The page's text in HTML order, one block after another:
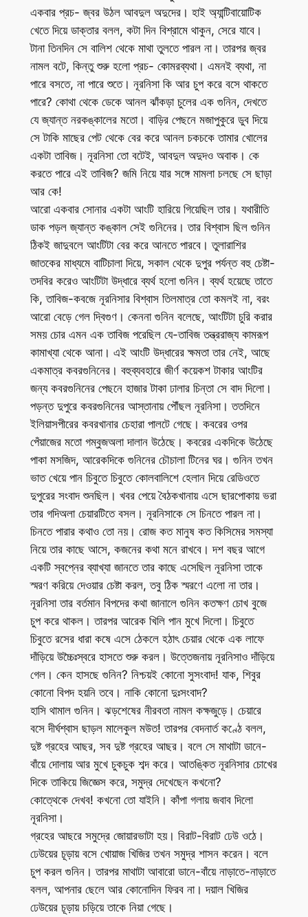
একবার প্রচ- জ্বর উঠল আবদুল অদুদের। হাই অ্যান্টিবায়োটিক
খেতে দিয়ে ডাক্তার বলল, কটা দিন বিশ্রামে থাকুন, সেরে যাবে।
টানা তিনদিন সে বালিশ থেকে মাথা তুলতে পারল না। তারপর জ্বর
নামল বটে, কিন্তু শুরু হলো প্রচ- কোমরব্যথা। এমনই ব্যথা, না
পারে বসতে, না পারে শুতে। নূরনিসা কি আর চুপ করে বসে থাকতে
পারে? কোথা থেকে ডেকে আনল ঝাঁকড়া চুলের এক গুনিন, দেখতে
যে জ্যান্ত নরকঙ্কালের মতো। বাড়ির পেছনে মজাপুকুরে ডুব দিয়ে
সে টাকি মাছের পেট থেকে বের করে আনল চকচকে তামার খোলের
একটা তাবিজ। নূরনিসা তো বটেই, আবদুল অদুদও অবাক। কে
করতে পারে এই তাবিজ? জমি নিয়ে যার সঙ্গে মামলা চলছে সে ছাড়া
আর কে!
আরো একবার সোনার একটা আংটি হারিয়ে গিয়েছিল তার। যথারীতি
ডাক পড়ল জ্যান্ত কঙ্কাল সেই গুনিনের। তার বিশ্বাস ছিল গুনিন
ঠিকই জাদুবলে আংটিটা বের করে আনতে পারবে। তুলারাশির
জাতকের মাধ্যমে বাটিচালা দিয়ে, সকাল থেকে দুপুর পর্যন্ত বহু চেষ্টা-
তদবির করেও আংটিটা উদ্ধারে ব্যর্থ হলো গুনিন। ব্যর্থ হয়েছে তাতে
কি, তাবিজ-কবজে নূরনিসার বিশ্বাস তিলমাত্র তো কমলই না, বরং
আরো বেড়ে গেল দ্বিগুণ। কেননা গুনিন বলেছে, আংটিটা চুরি করার
সময় চোর এমন এক তাবিজ পরেছিল যে-তাবিজ তন্ত্ররাজ্য কামরূপ
কামাখ্যা থেকে আনা। এই আংটি উদ্ধারের ক্ষমতা তার নেই, আছে
একমাত্র কবরগুনিনের। বহুব্যবহারে জীর্ণ কয়েকশ টাকার আংটির
জন্য কবরগুনিনের পেছনে হাজার টাকা ঢালার চিন্তা সে বাদ দিলো।
পড়ন্ত দুপুরে কবরগুনিনের আস্তানায় পৌঁছল নূরনিসা। ততদিনে
ইলিয়াসপীরের কবরখানার চেহারা পালটে গেছে। কবরের ওপর
পেঁয়াজের মতো গম্বুজঅলা দালান উঠেছে। কবরের একদিকে উঠেছে
পাকা মসজিদ, আরেকদিকে গুনিনের চৌচালা টিনের ঘর। গুনিন তখন
ভাত খেয়ে পান চিবুতে চিবুতে কোলবালিশে হেলান দিয়ে রেডিওতে
দুপুরের সংবাদ শুনছিল। খবর পেয়ে বৈঠকখানায় এসে ছারপোকায় ভরা
তার গদিঅলা চেয়ারটিতে বসল। নূরনিসাকে সে চিনতে পারল না।
চিনতে পারার কথাও তো নয়। রোজ কত মানুষ কত কিসিমের সমস্যা
নিয়ে তার কাছে আসে, কজনের কথা মনে রাখবে। দশ বছর আগে
একটি স্বপ্নের ব্যাখ্যা জানতে তার কাছে এসেছিল নূরনিসা তাকে
স্মরণ করিয়ে দেওয়ার চেষ্টা করল, তবু ঠিক স্মরণে এলো না তার।
নূরনিসা তার বর্তমান বিপদের কথা জানালে গুনিন কতক্ষণ চোখ বুজে
চুপ করে থাকল। তারপর আরেক খিলি পান মুখে দিলো। চিবুতে
চিবুতে রসের ধারা কষে এসে ঠেকলে হঠাৎ চেয়ার থেকে এক লাফে
দাঁড়িয়ে উচ্চৈঃস্বরে হাসতে শুরু করল। উত্তেজনায় নূরনিসাও দাঁড়িয়ে
গেল। কেন হাসছে গুনিন? নিশ্চয়ই কোনো সুসংবাদ! যাক, শিবুর
কোনো বিপদ হয়নি তবে। নাকি কোনো দুঃসংবাদ?
হাসি থামাল গুনিন। ঝড়শেষের নীরবতা নামল কক্ষজুড়ে। চেয়ারে
বসে দীর্ঘশ্বাস ছাড়ল মালেকুল মউত! তারপর বেদনার্ত কণ্ঠে বলল,
দুষ্ট গ্রহের আছর, সব দুষ্ট গ্রহের আছর। বলে সে মাথাটা ডানে-
বাঁয়ে দোলায় আর মুখে চুকচুক শব্দ করে। আতঙ্কিত নূরনিসার চোখের
দিকে তাকিয়ে জিজ্ঞেস করে, সমুদ্র দেখেছেন কখনো?
কোত্থেকে দেখব! কখনো তো যাইনি। কাঁপা গলায় জবাব দিলো
নূরনিসা।
গ্রহের আছরে সমুদ্রে জোয়ারভাটা হয়। বিরাট-বিরাট ঢেউ ওঠে।
ঢেউয়ের চূড়ায় বসে খোয়াজ খিজির তখন সমুদ্র শাসন করেন। বলে
চুপ করল গুনিন। তারপর মাথাটা আবারো ডানে-বাঁয়ে নাড়াতে-নাড়াতে
বলল, আপনার ছেলে আর কোনোদিন ফিরব না। দয়াল খিজির
ঢেউয়ের চূড়ায় চড়িয়ে তাকে নিয়া গেছে।